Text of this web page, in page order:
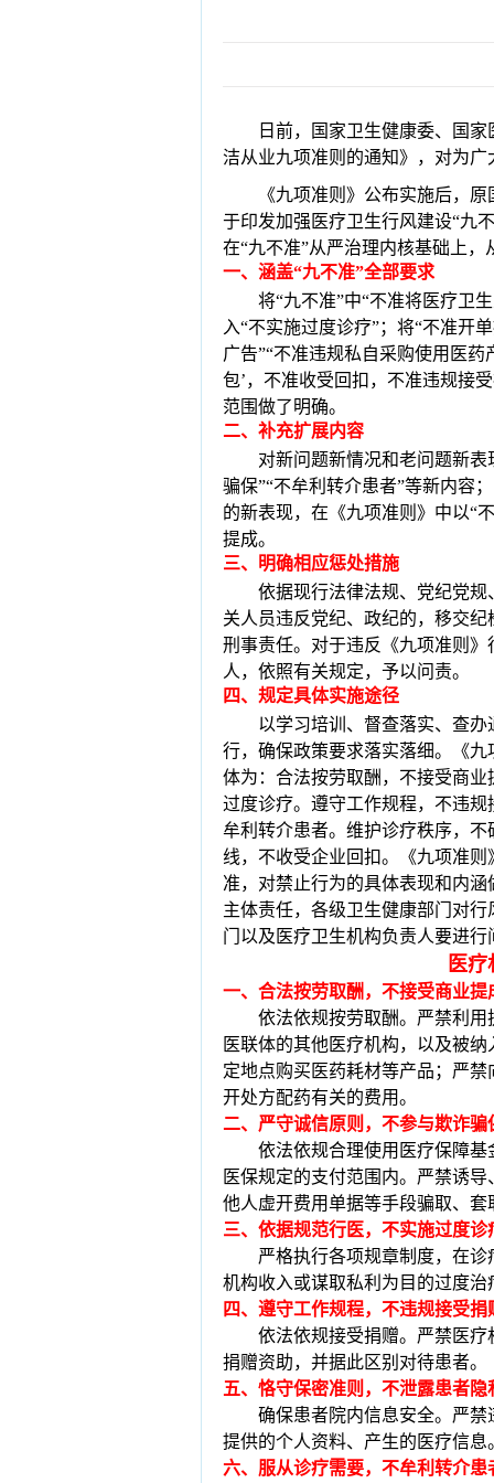
日前，国家卫生健康委、国
洁从业九项准则的通知》，对为
《九项准则》公布实施后，原
于印发加强医疗卫生行风建设“九
在“九不准”从严治理内核基础上，
一、 涵盖“九不准”全部要求
将“九不准”中“不准将医疗卫
入“不实施过度诊疗”；将“不准开
广告”“不准违规私自采购使用医药
包’，不准收受回扣，不准违规接
范围做了明确。
二、 补充扩展内容
对新问题新情况和老问题新
骗保”“不牟利转介患者”等新内容
的新表现，在《九项准则》中以“
提成。
三、 明确相应惩处措施
依据现行法律法规、党纪党
关人员违反党纪、政纪的，移交
刑事责任。对于违反《九项准则
人，依照有关规定，予以问责。
四、 规定具体实施途径
以学习培训、督查落实、查
行，确保政策要求落实落细。
《
体为：合法按劳取酬，不接受商
过度诊疗。遵守工作规程，不违
牟利转介患者。维护诊疗秩序，
线，不收受企业回扣。
《九项准
准，对禁止行为的具体表现和内
主体责任，各级卫生健康部门对
门以及医疗卫生机构负责人要进
医
一、合法按劳取酬，不接受商业提
依法依规按劳取酬。严禁利
医联体的其他医疗机构，以及被纳
定地点购买医药耗材等产品；严
开处方配药有关的费用。
二、严守诚信原则，不参与欺诈骗
依法依规合理使用医疗保障
医保规定的支付范围内。严禁诱
他人虚开费用单据等手段骗取、套
三、依据规范行医，不实施过度诊
严格执行各项规章制度，在
机构收入或谋取私利为目的过度
四、遵守工作规程，不违规接受捐
依法依规接受捐赠。严禁医
捐赠资助，并据此区别对待患者。
五、恪守保密准则，不泄露患者隐
确保患者院内信息安全。严
提供的个人资料、产生的医疗信息
六、服从诊疗需要，不牟利转介患